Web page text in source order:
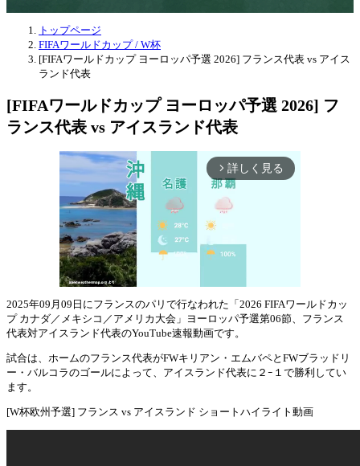
トップページ
FIFAワールドカップ / W杯
[FIFAワールドカップ ヨーロッパ予選 2026] フランス代表 vs アイス
ランド代表
[FIFAワールドカップ ヨーロッパ予選 2026] フ
ランス代表 vs アイスランド代表
arrow_forward_ios 詳しく見る
2025年09月09日にフランスのパリで行なわれた「2026 FIFAワールドカッ
プ カナダ／メキシコ／アメリカ大会」ヨーロッパ予選第06節、フランス
代表対アイスランド代表のYouTube速報動画です。
試合は、ホームのフランス代表がFWキリアン・エムバペとFWブラッドリ
ー・バルコラのゴールによって、アイスランド代表に２ｰ１で勝利してい
ます。
[W杯欧州予選] フランス vs アイスランド ショートハイライト動画